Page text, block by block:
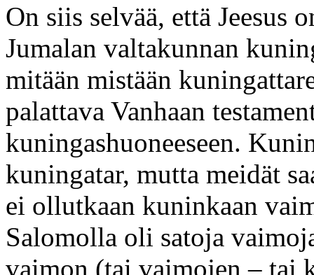
On siis selvää, että Jeesus
Jumalan valtakunnan
mitään mistään
palattava Vanhaan
kuningashuoneeseen.
kuningatar, mutta meidät
ei ollutkaan kuninkaan
Salomolla oli satoja
vaimon (tai vaimojen – tai